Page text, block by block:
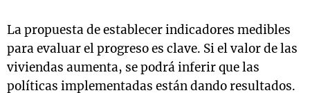
La propuesta de establecer indicadores medibles
para evaluar el progreso es clave. Si el valor de las
viviendas aumenta, se podrá inferir que las
políticas implementadas están dando resultados.